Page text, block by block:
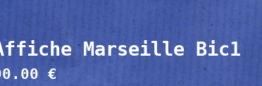
Marseille Bic1
€